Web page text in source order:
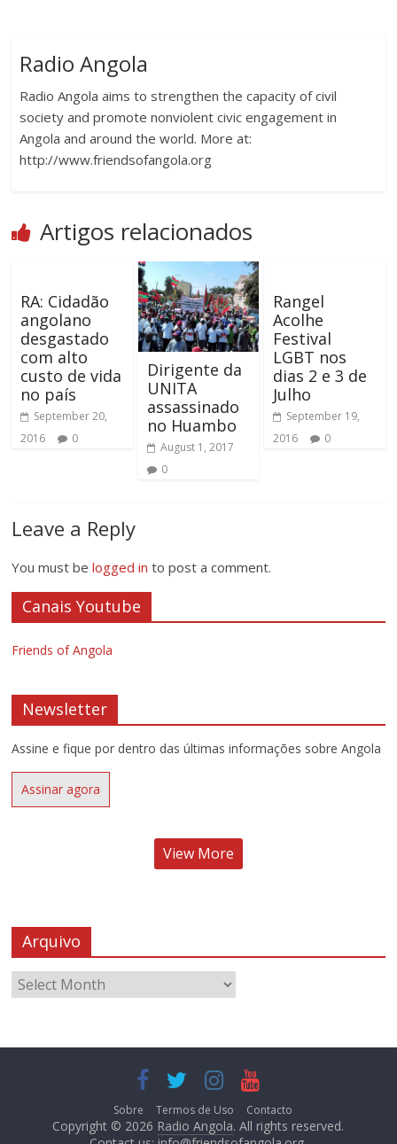
Radio Angola
Radio Angola aims to strengthen the capacity of civil
society and promote nonviolent civic engagement in
Angola and around the world. More at:
http://www.friendsofangola.org
Artigos relacionados
RA: Cidadão
angolano
desgastado
com alto
custo de vida
no país
September 20,
2016
0
Dirigente da
UNITA
assassinado
no Huambo
August 1, 2017
0
Rangel
Acolhe
Festival
LGBT nos
dias 2 e 3 de
Julho
September 19,
2016
0
Leave a Reply
You must belogged in to post a comment.
Canais Youtube
Friends of Angola
Newsletter
Assine e fique por dentro das últimas informações sobre Angola
Assinar agora
View More
Arquivo
Sobre Termos de Uso Contacto
Copyright © 2026 Radio Angola. All rights reserved.